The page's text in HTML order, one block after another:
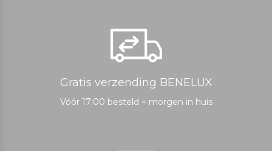
Gratis verzending BENELUX
Vóór 17:00 besteld = morgen in huis